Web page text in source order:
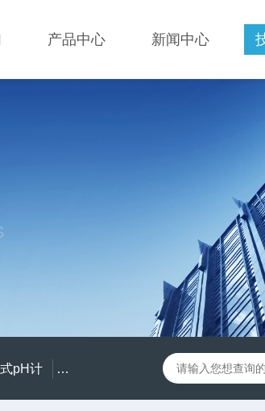
产品中心 新闻中心
pH计 CL200笔式余氯计 SX716便携